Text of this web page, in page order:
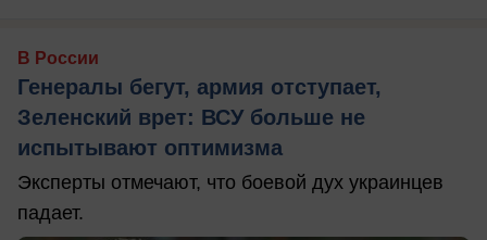
В России
Генералы бегут, армия отступает,
Зеленский врет: ВСУ больше не
испытывают оптимизма
Эксперты отмечают, что боевой дух украинцев
падает.